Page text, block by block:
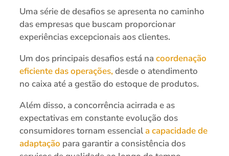
Uma série de desafios se apresenta no caminho
das empresas que buscam proporcionar
experiências excepcionais aos clientes.
Um dos principais desafios está na coordenação
eficiente das operações, desde o atendimento
no caixa até a gestão do estoque de produtos.
Além disso, a concorrência acirrada e as
expectativas em constante evolução dos
consumidores tornam essenciala capacidade de
adaptação para garantir a consistência dos